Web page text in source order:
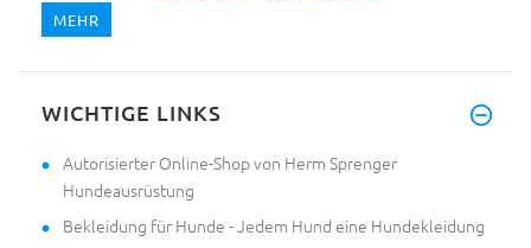
MEHR
WICHTIGE LINKS
Autorisierter Online-Shop von Herm Sprenger
Hundeausrüstung
Bekleidung für Hunde - Jedem Hund eine Hundekleidung